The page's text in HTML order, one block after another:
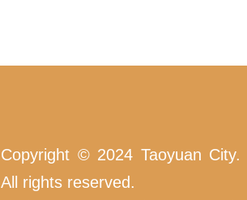
Copyright © 2024 Taoyuan City.
All rights reserved.